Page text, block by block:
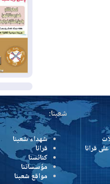
08-01
منظومة
2026-08-01
يومياً
المزيد
شعبنا:
شهداء شعبنا
قرانا
كنائسنا
مؤسساتنا
مواقع شعبنا